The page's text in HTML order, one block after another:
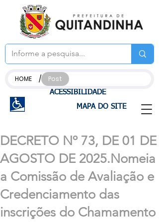
ACESSIBILIDADE
MAPA DO SITE
HOME / Post
DECRETO Nº 73, DE 01 DE
AGOSTO DE 2025.Nomeia
a Comissão de Avaliação e
Credenciamento das
inscrições do Chamamento